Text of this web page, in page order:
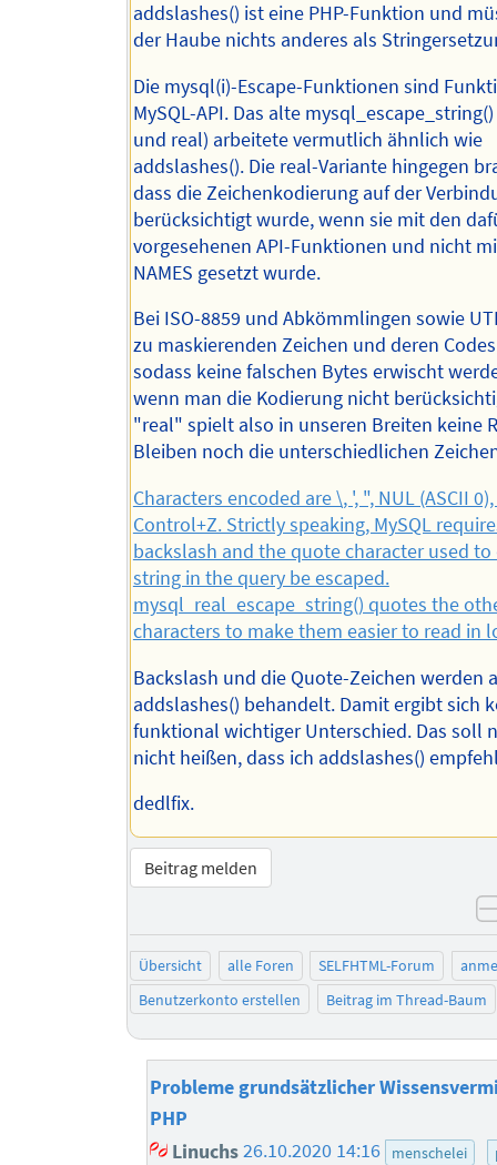
addslashes() ist eine PHP-Funktion und
der Haube nichts anderes als
Die mysql(i)-Escape-Funktionen sind
MySQL-API. Das alte
und real) arbeitete vermutlich ähnlich wie
addslashes(). Die real-Variante hingegen
dass die Zeichenkodierung auf der
berücksichtigt wurde, wenn sie mit den
vorgesehenen API-Funktionen und nicht
NAMES gesetzt wurde.
Bei ISO-8859 und Abkömmlingen sowie
zu maskierenden Zeichen und deren
sodass keine falschen Bytes erwischt
wenn man die Kodierung nicht
"real" spielt also in unseren Breiten keine
Bleiben noch die unterschiedlichen
Characters encoded are \, ', ", NUL (ASCII
Control+Z. Strictly speaking, MySQL
backslash and the quote character used
string in the query be escaped.
mysql_real_escape_string() quotes the
characters to make them easier to read in
Backslash und die Quote-Zeichen werden
addslashes() behandelt. Damit ergibt sich
funktional wichtiger Unterschied. Das soll
nicht heißen, dass ich addslashes()
dedlfix.
Beitrag melden
Übersicht alle Foren SELFHTML-Forum
Benutzerkonto erstellen
Beitrag im Thread-Baum
Probleme grundsätzlicher
PHP
Linuchs26.10.2020 14:16 menschelei